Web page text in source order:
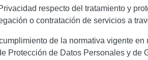
respecto del tratamiento y
o contratación de servicios a
de la normativa vigente
Protección de Datos Personales y